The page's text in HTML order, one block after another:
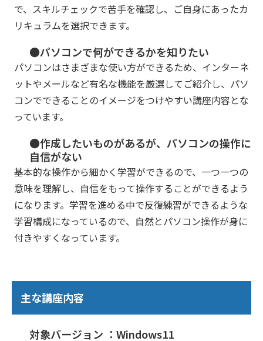
で、スキルチェックで苦手を確認し、ご自身にあったカ
リキュラムを選択できます。
●パソコンで何ができるかを知りたい
パソコンはさまざまな使い方ができるため、インターネ
ットやメールなど有名な機能を厳選してご紹介し、パソ
コンでできることのイメージをつけやすい講座内容とな
っています。
●作成したいものがあるが、パソコンの操作に
自信がない
基本的な操作から細かく学習ができるので、一つ一つの
意味を理解し、自信をもって操作することができるよう
になります。学習を進める中で反復練習ができるような
学習構成になっているので、自然とパソコン操作が身に
付きやすくなっています。
主な講座内容
対象バージョン ：Windows11